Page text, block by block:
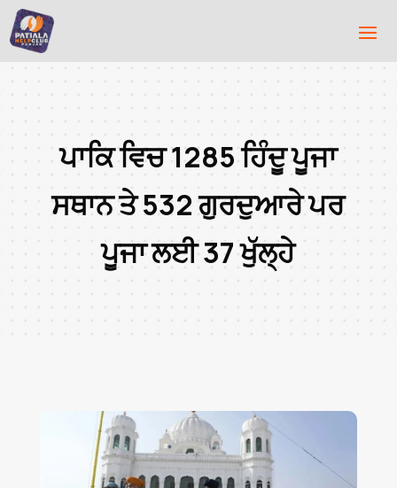
ਪਾਕਿ ਵਿਚ 1285 ਹਿੰਦੂ ਪੂਜਾ
ਸਥਾਨ ਤੇ 532 ਗੁਰਦੁਆਰੇ ਪਰ
ਪੂਜਾ ਲਈ 37 ਖੁੱਲ੍ਹੇ